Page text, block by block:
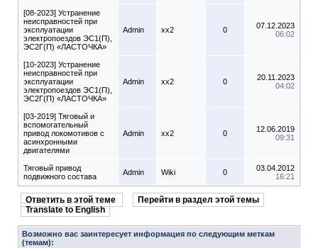
[08-2023] Устранение
неисправностей при
эксплуатации
электропоездов ЭС1(П),
ЭС2Г(П) «ЛАСТОЧКА»
Admin xx2 0
07.12.2023
06:02
[10-2023] Устранение
неисправностей при
эксплуатации
электропоездов ЭС1(П),
ЭС2Г(П) «ЛАСТОЧКА»
Admin xx2 0
20.11.2023
04:02
[03-2019] Тяговый и
вспомогательный
привод локомотивов с
асинхронными
двигателями
Admin xx2 0
12.06.2019
09:31
Тяговый привод
подвижного состава
Admin Wiki 0
03.04.2012
16:21
Ответить в этой теме
Перейти в раздел этой темы
Translate to English
Возможно вас заинтересует информация по следующим меткам
(темам):